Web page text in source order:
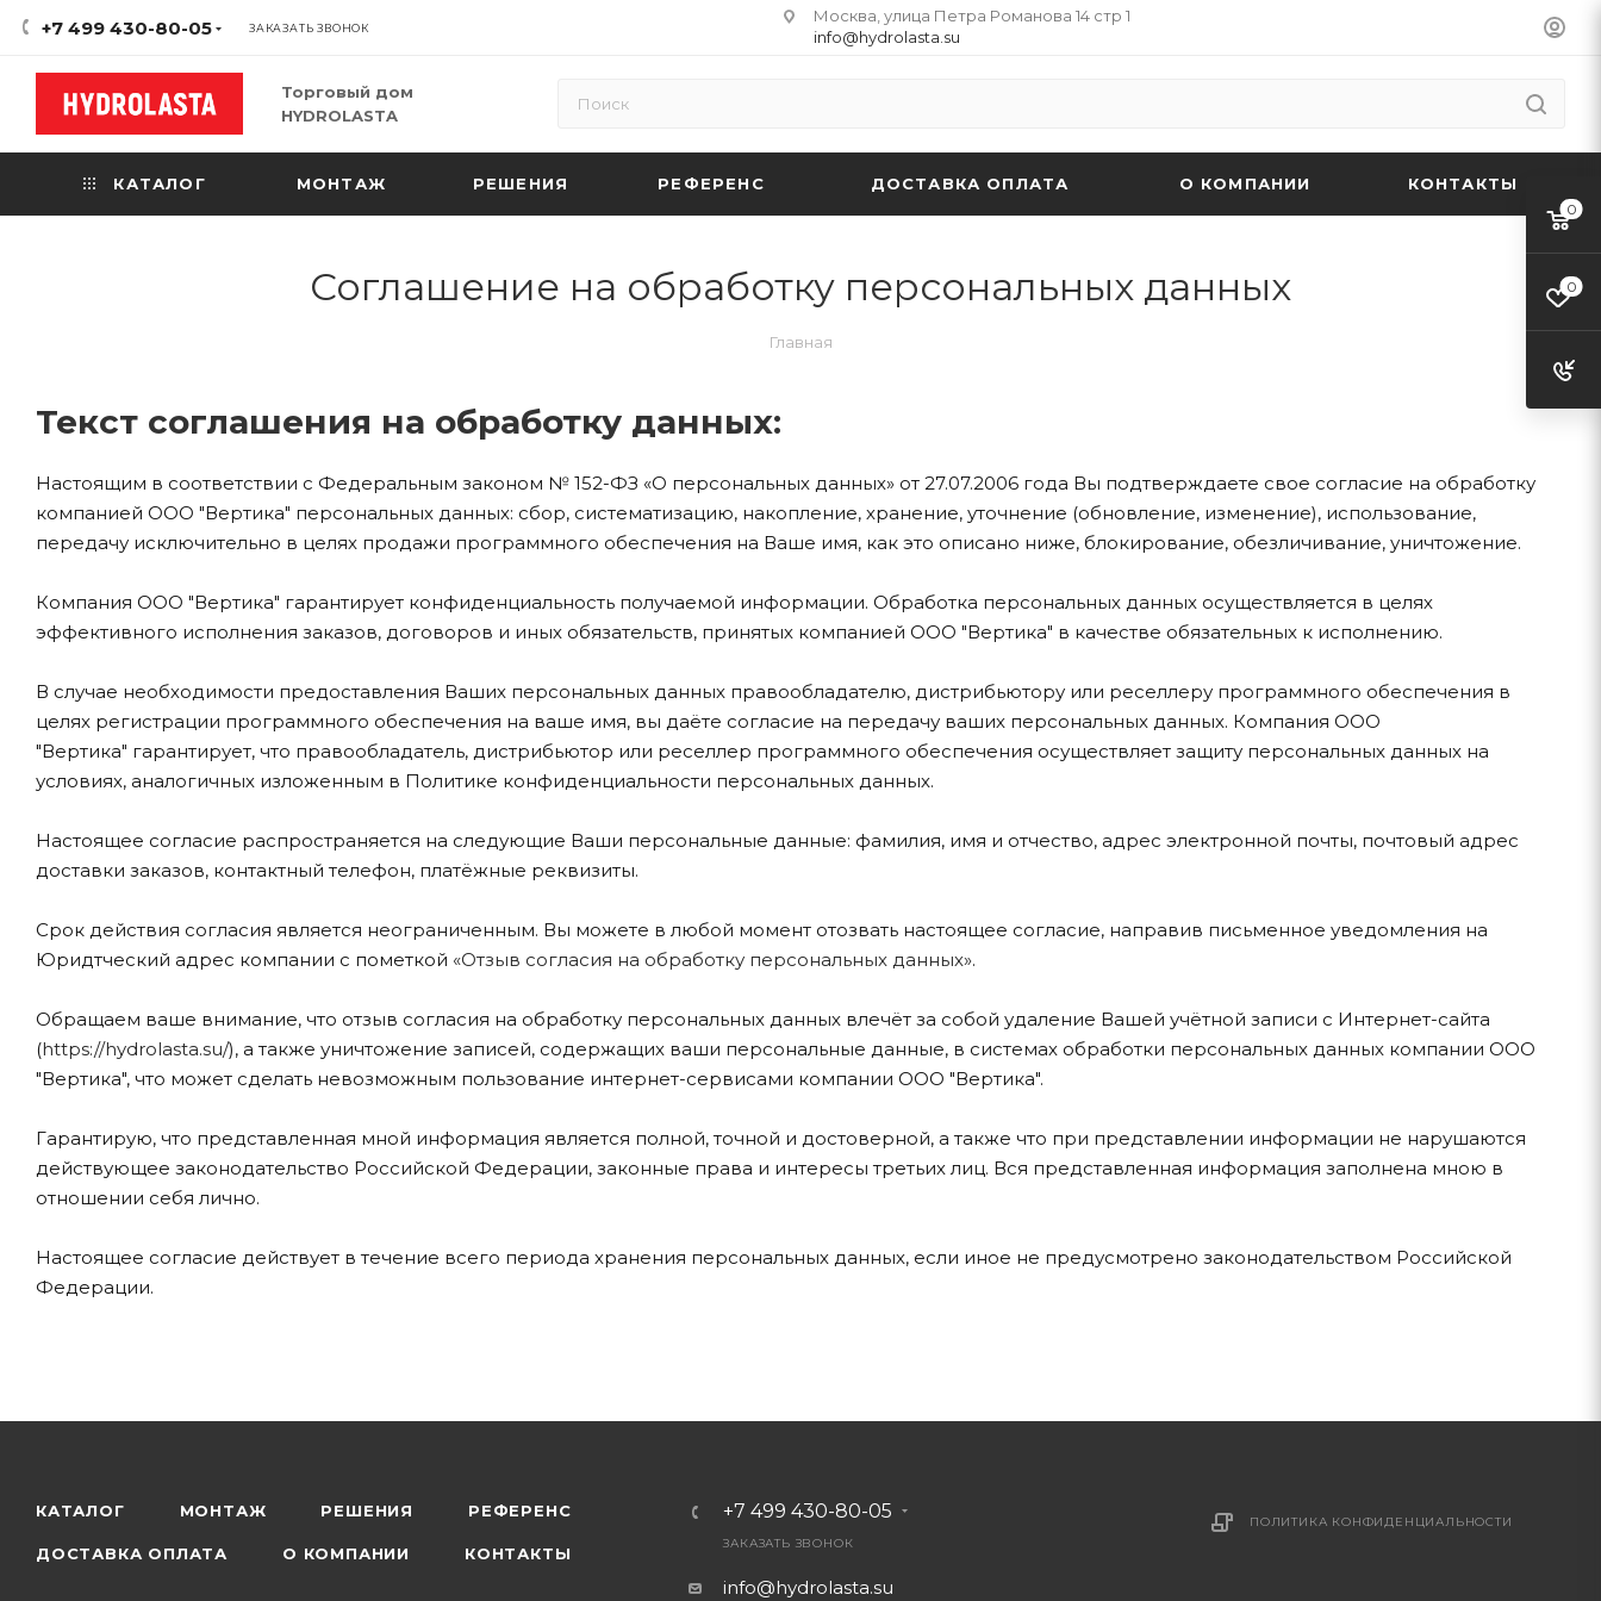
+7 499 430-80-05 ЗАКАЗАТЬ ЗВОНОК
Москва, улица Петра Романова 14 стр 1
info@hydrolasta.su
Торговый дом
HYDROLASTA
КАТАЛОГ МОНТАЖ РЕШЕНИЯ РЕФЕРЕНС ДОСТАВКА ОПЛАТА О КОМПАНИИ КОНТАКТЫ
Соглашение на обработку персональных данных
Главная
Текст соглашения на обработку данных:
Настоящим в соответствии с Федеральным законом № 152-ФЗ «О персональных данных» от 27.07.2006 года Вы подтверждаете свое согласие на обработку
компанией ООО "Вертика" персональных данных: сбор, систематизацию, накопление, хранение, уточнение (обновление, изменение), использование,
передачу исключительно в целях продажи программного обеспечения на Ваше имя, как это описано ниже, блокирование, обезличивание, уничтожение.
Компания ООО "Вертика" гарантирует конфиденциальность получаемой информации. Обработка персональных данных осуществляется в целях
эффективного исполнения заказов, договоров и иных обязательств, принятых компанией ООО "Вертика" в качестве обязательных к исполнению.
В случае необходимости предоставления Ваших персональных данных правообладателю, дистрибьютору или реселлеру программного обеспечения в
целях регистрации программного обеспечения на ваше имя, вы даёте согласие на передачу ваших персональных данных. Компания ООО
"Вертика" гарантирует, что правообладатель, дистрибьютор или реселлер программного обеспечения осуществляет защиту персональных данных на
условиях, аналогичных изложенным в Политике конфиденциальности персональных данных.
Настоящее согласие распространяется на следующие Ваши персональные данные: фамилия, имя и отчество, адрес электронной почты, почтовый адрес
доставки заказов, контактный телефон, платёжные реквизиты.
Срок действия согласия является неограниченным. Вы можете в любой момент отозвать настоящее согласие, направив письменное уведомления на
Юридтческий адрес компании с пометкой «Отзыв согласия на обработку персональных данных».
Обращаем ваше внимание, что отзыв согласия на обработку персональных данных влечёт за собой удаление Вашей учётной записи с Интернет-сайта
(https://hydrolasta.su/), а также уничтожение записей, содержащих ваши персональные данные, в системах обработки персональных данных компании ООО
"Вертика", что может сделать невозможным пользование интернет-сервисами компании ООО "Вертика".
Гарантирую, что представленная мной информация является полной, точной и достоверной, а также что при представлении информации не нарушаются
действующее законодательство Российской Федерации, законные права и интересы третьих лиц. Вся представленная информация заполнена мною в
отношении себя лично.
Настоящее согласие действует в течение всего периода хранения персональных данных, если иное не предусмотрено законодательством Российской
Федерации.
КАТАЛОГ МОНТАЖ РЕШЕНИЯ РЕФЕРЕНС
ДОСТАВКА ОПЛАТА О КОМПАНИИ КОНТАКТЫ
+7 499 430-80-05
ЗАКАЗАТЬ ЗВОНОК
info@hydrolasta.su
ПОЛИТИКА КОНФИДЕНЦИАЛЬНОСТИ
0
0